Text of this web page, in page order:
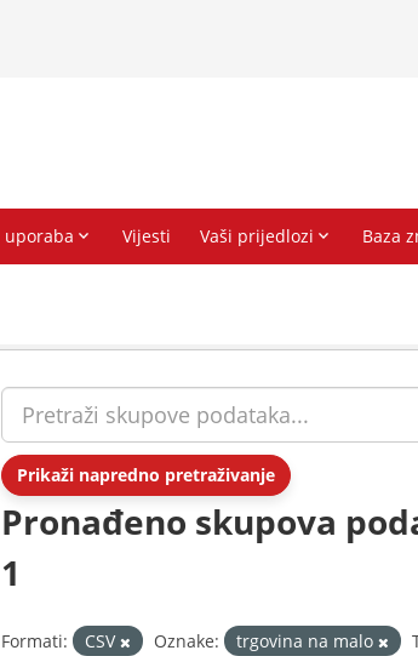
Prikaži napredno pretraživanje
Pronađeno skupova
1
Formati: CSV Oznake: trgovina na malo